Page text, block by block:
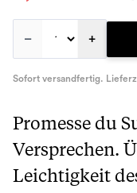
– +
Sofort versandfertig.
Promesse du
Versprechen.
Leichtigkeit